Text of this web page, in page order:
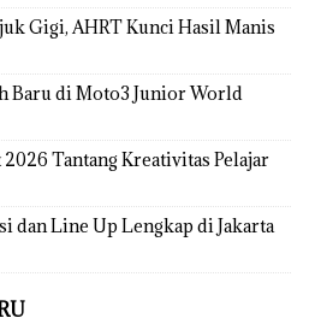
Gigi, AHRT Kunci Hasil Manis
Baru di Moto3 Junior World
Tantang Kreativitas Pelajar
dan Line Up Lengkap di Jakarta